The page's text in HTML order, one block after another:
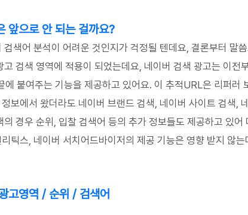
앞으로 안 되는 걸까요?
색어 분석이 어려운 것인지가 걱정될 텐데요, 결론부터 말
검색 영역에 적용이 되었는데요, 네이버 검색 광고는 이전
붙여주는 기능을 제공하고 있어요. 이 추적URL은 리퍼러
보에서 왔더라도 네이버 브랜드 검색, 네이버 사이트 검색,
경우 순위, 입찰 검색어 등의 추가 정보들도 제공하고 있어
틱스, 네이버 서치어드바이저의 제공 기능은 영향 받지 않는
고영역 / 순위 / 검색어